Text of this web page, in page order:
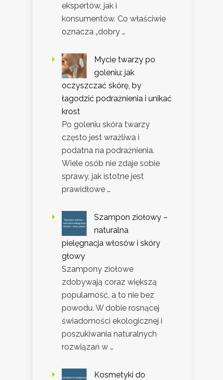
ekspertów, jak i
konsumentów. Co właściwie
oznacza „dobry …
Mycie twarzy po
goleniu: jak
oczyszczać skórę, by
łagodzić podrażnienia i unikać
krost
Po goleniu skóra twarzy
często jest wrażliwa i
podatna na podrażnienia.
Wiele osób nie zdaje sobie
sprawy, jak istotne jest
prawidłowe …
Szampon ziołowy –
naturalna
pielęgnacja włosów i skóry
głowy
Szampony ziołowe
zdobywają coraz większą
popularność, a to nie bez
powodu. W dobie rosnącej
świadomości ekologicznej i
poszukiwania naturalnych
rozwiązań w …
Kosmetyki do